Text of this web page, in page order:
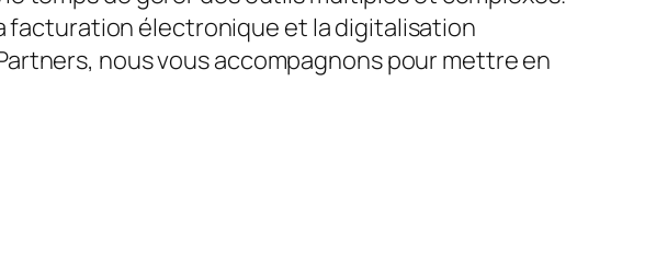
facturation électronique et la digitalisation
nous vous accompagnons pour mettre en